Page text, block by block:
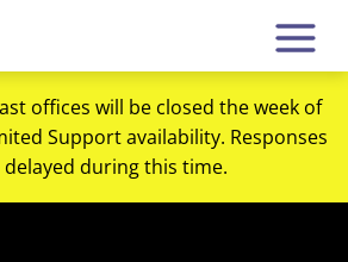
offices will be closed the week of
Support availability. Responses
delayed during this time.